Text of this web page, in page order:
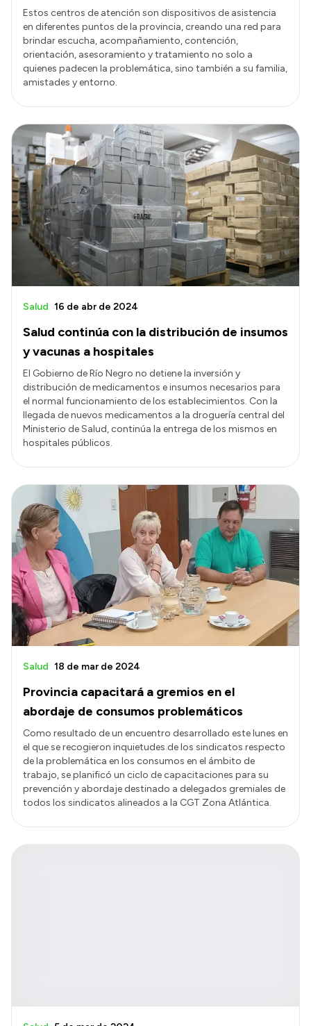
Estos centros de atención son dispositivos de asistencia
en diferentes puntos de la provincia, creando una red para
brindar escucha, acompañamiento, contención,
orientación, asesoramiento y tratamiento no solo a
quienes padecen la problemática, sino también a su familia,
amistades y entorno.
Salud continúa con la distribución de insumos
y vacunas a hospitales
Salud 16 de abr de 2024
El Gobierno de Río Negro no detiene la inversión y
distribución de medicamentos e insumos necesarios para
el normal funcionamiento de los establecimientos. Con la
llegada de nuevos medicamentos a la droguería central del
Ministerio de Salud, continúa la entrega de los mismos en
hospitales públicos.
Provincia capacitará a gremios en el
abordaje de consumos problemáticos
Salud 18 de mar de 2024
Como resultado de un encuentro desarrollado este lunes en
el que se recogieron inquietudes de los sindicatos respecto
de la problemática en los consumos en el ámbito de
trabajo, se planificó un ciclo de capacitaciones para su
prevención y abordaje destinado a delegados gremiales de
todos los sindicatos alineados a la CGT Zona Atlántica.